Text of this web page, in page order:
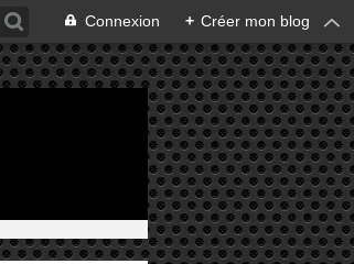
Connexion + Créer mon blog